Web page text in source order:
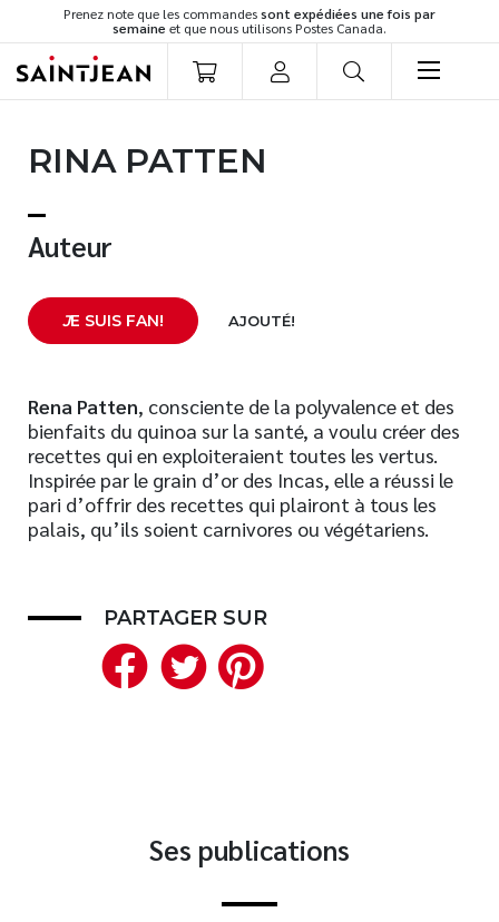
Prenez note que les commandessont expédiées une fois par
semaine et que nous utilisons Postes Canada.
Romans
Développement personnel
Spiritualité
Famille
Témoignages
Vie pratique
Finances
Nouveautés
Meilleurs vendeurs
Page vedette
RINA PATTEN
Auteur
JE SUIS FAN! AJOUTÉ!
Rena Patten, consciente de la polyvalence et des
bienfaits du quinoa sur la santé, a voulu créer des
recettes qui en exploiteraient toutes les vertus.
Inspirée par le grain d’or des Incas, elle a réussi le
pari d’offrir des recettes qui plairont à tous les
palais, qu’ils soient carnivores ou végétariens.
PARTAGER SUR
Facebook
Twitter
Ses publications